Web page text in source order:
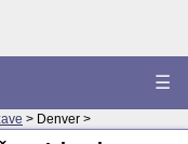
☰
> Denver >